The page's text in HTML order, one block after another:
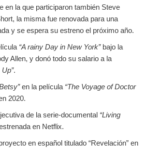
en la que participaron también Steve
la misma fue renovada para una
y se espera su estreno el próximo año.
“A rainy Day in New York”bajo la
Allen, y donó todo su salario a la
Up”.
en la película “The Voyage of Doctor
2020.
de la serie-documental “Living
en Netflix.
en español titulado “Revelación” en